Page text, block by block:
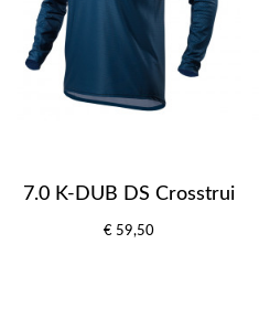
7.0 K-DUB DS Crosstrui
€ 59,50